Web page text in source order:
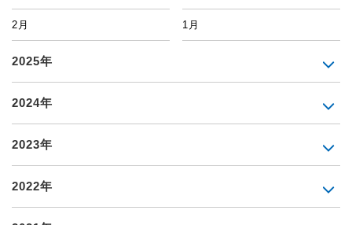
2月 1月
2025年
2024年
2023年
2022年